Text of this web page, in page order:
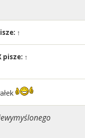
↑
pisze: ↑